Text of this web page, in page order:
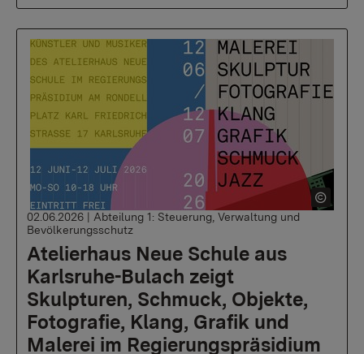
Atelierhaus Neue Schule aus
Karlsruhe-Bulach zeigt
Skulpturen, Schmuck, Objekte,
Fotografie, Klang, Grafik und
Malerei im Regierungspräsidium
02.06.2026 | Abteilung 1: Steuerung, Verwaltung und
Bevölkerungsschutz